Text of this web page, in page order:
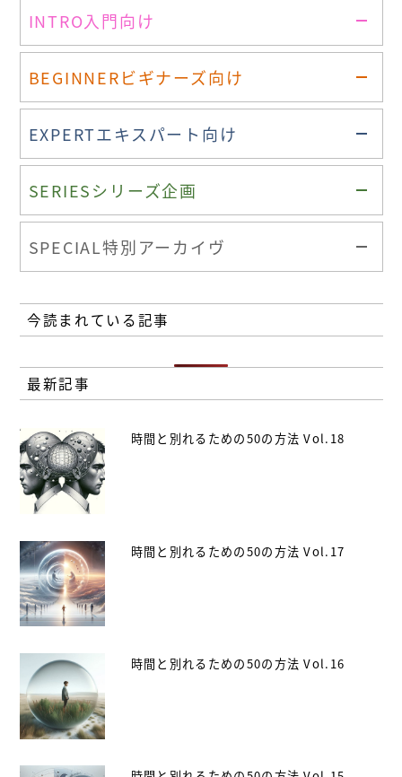
INTRO入門向け
BEGINNERビギナーズ向け
EXPERTエキスパート向け
SERIESシリーズ企画
SPECIAL特別アーカイヴ
今読まれている記事
最新記事
時間と別れるための50の方法 Vol.18
時間と別れるための50の方法 Vol.17
時間と別れるための50の方法 Vol.16